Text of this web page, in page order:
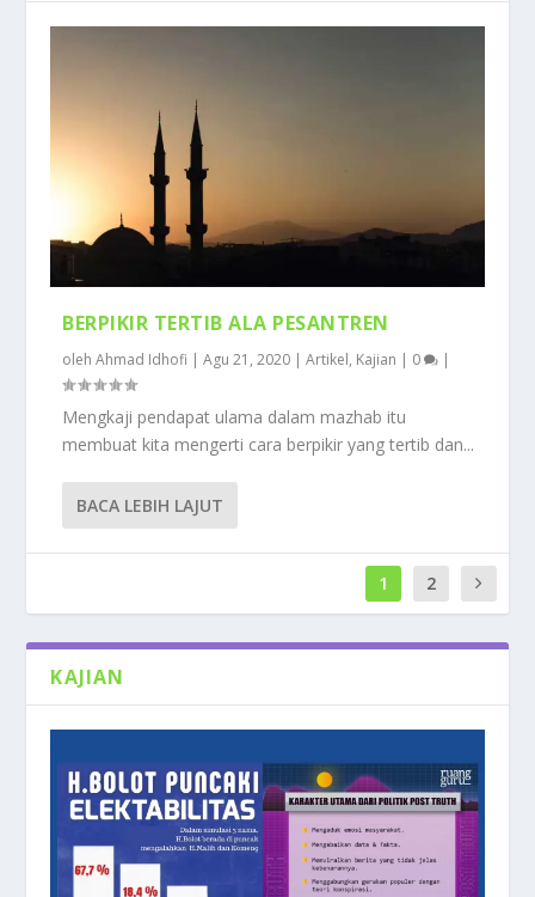
BERPIKIR TERTIB ALA PESANTREN
olehAhmad Idhofi |Agu 21, 2020 |Artikel, Kajian | 0 |
Mengkaji pendapat ulama dalam mazhab itu
membuat kita mengerti cara berpikir yang tertib dan...
BACA LEBIH LAJUT
1 2
KAJIAN